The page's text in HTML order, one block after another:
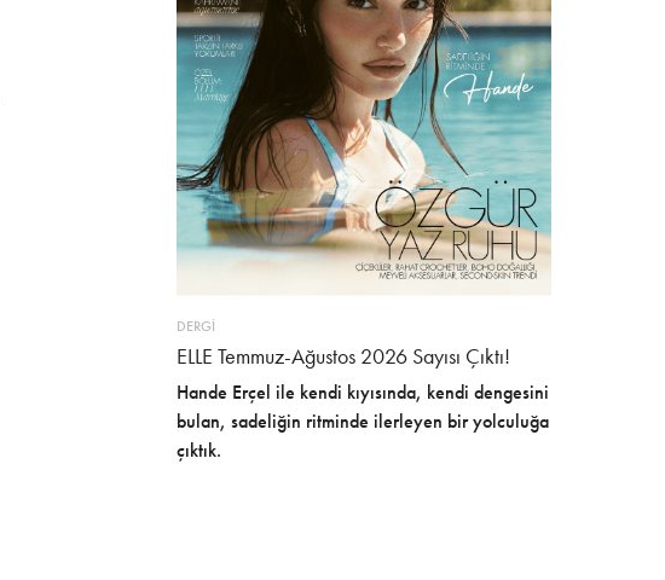
DERGİ
ELLE Temmuz-Ağustos 2026 Sayısı Çıktı!
Hande Erçel ile kendi kıyısında, kendi dengesini
bulan, sadeliğin ritminde ilerleyen bir yolculuğa
çıktık.